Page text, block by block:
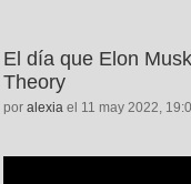
El día que Elon
Theory
por alexia el 11 may 2022,